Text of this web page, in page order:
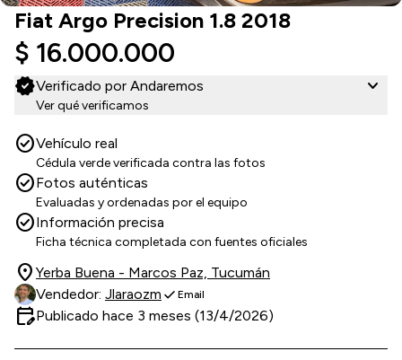
Fiat Argo Precision 1.8 2018
$ 16.000.000
verifiedVerificado por Andaremos
Ver qué verificamos
expand_more
check_circleVehículo real
Cédula verde verificada contra las fotos
check_circleFotos auténticas
Evaluadas y ordenadas por el equipo
check_circleInformación precisa
Ficha técnica completada con fuentes oficiales
location_on Yerba Buena - Marcos Paz, Tucumán
Vendedor: Jlaraozm check Email
edit_calendarPublicado hace 3 meses (13/4/2026)